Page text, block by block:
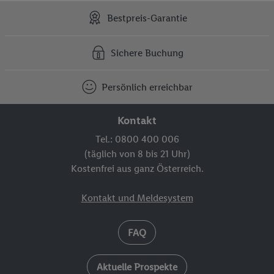
Bestpreis-Garantie
Sichere Buchung
Persönlich erreichbar
Kontakt
Tel.: 0800 400 006
(täglich von 8 bis 21 Uhr)
Kostenfrei aus ganz Österreich.
Kontakt und Meldesystem
FAQ
Aktuelle Prospekte